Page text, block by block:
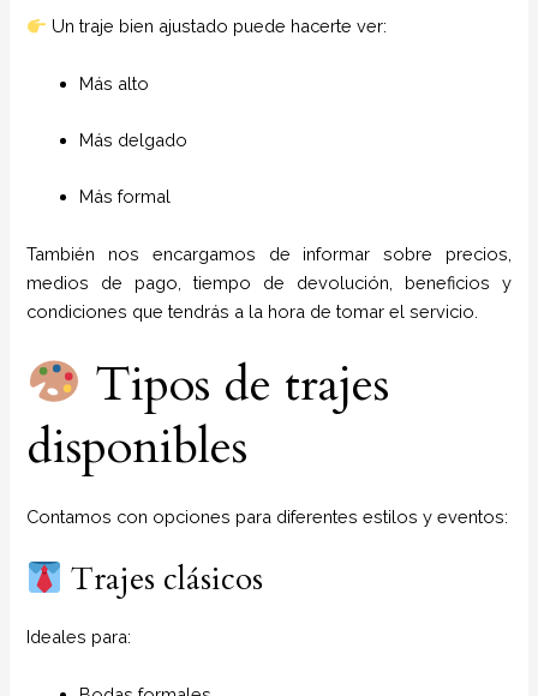
Un traje bien ajustado puede hacerte ver:
Más alto
Más delgado
Más formal
También nos encargamos de informar sobre precios,
medios de pago, tiempo de devolución, beneficios y
condiciones que tendrás a la hora de tomar el servicio.
Tipos de trajes
disponibles
Contamos con opciones para diferentes estilos y eventos:
Trajes clásicos
Ideales para: